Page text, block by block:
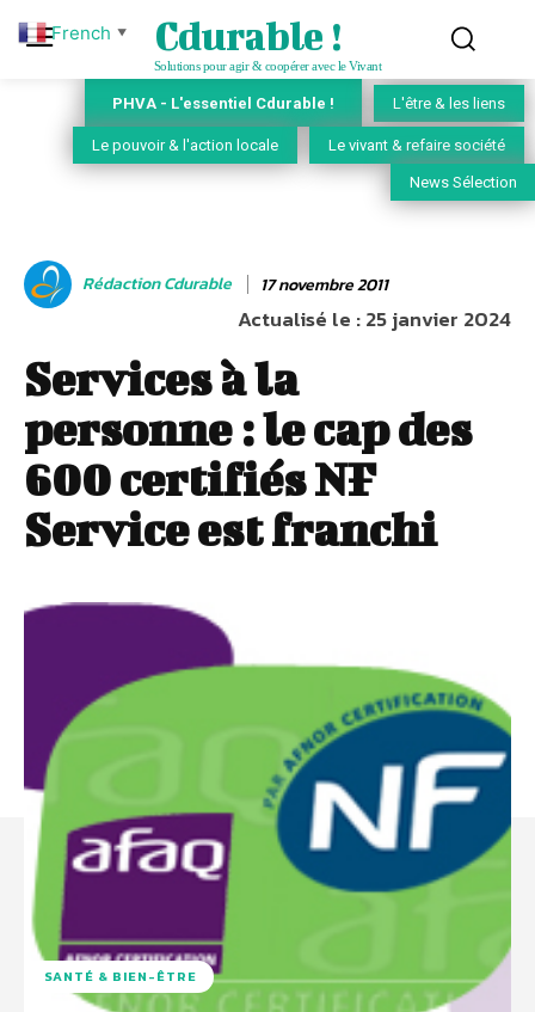
Cdurable !
Solutions pour agir & coopérer avec le Vivant
PHVA - L'essentiel Cdurable ! L'être & les liens
Le pouvoir & l'action locale Le vivant & refaire société
News Sélection
Rédaction Cdurable 17 novembre 2011
Actualisé le :25 janvier 2024
Services à la
personne : le cap des
600 certifiés NF
Service est franchi
SANTÉ & BIEN-ÊTRE
French ▼